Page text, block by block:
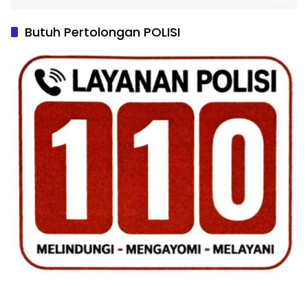
Butuh Pertolongan POLISI